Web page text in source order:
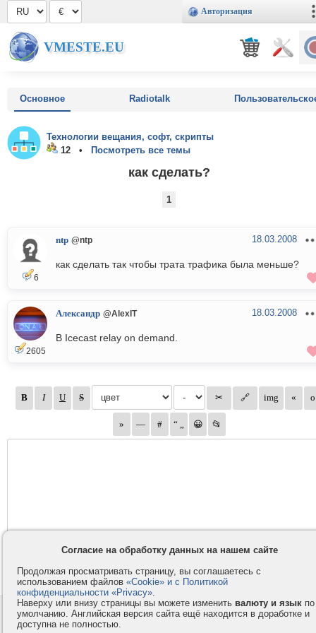
Авторизация
VMESTE.EU
Основное Radiotalk
Технологии вещания, софт, скрипты
12 •
Посмотреть все темы
как сделать?
1
6
ntp @ntp 18.03.2008
как сделать так чтобы трата трафика была меньше?
2605
Александр @AlexIT 18.03.2008
В Icecast relay on demand.
Контакты
Компания
Privacy и Cookie
Согласие на обработку данных на нашем сайте
Продолжая просматривать страницу, вы соглашаетесь с
использованием файлов «Cookie» и с Политикой
конфиденциальности «Privacy».
Наверху или внизу страницы вы можете изменить валюту и язык по
умолчанию. Английская версия сайта ещё находится в доработке и
доступна не полностью.